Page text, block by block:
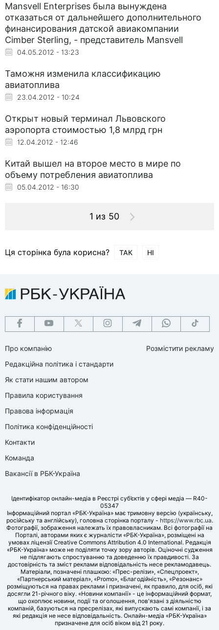
Mansvell Enterprises была вынуждена
отказаться от дальнейшего дополнительного
финансирования датской авиакомпании
Cimber Sterling, - представитель Mansvell
04.05.2012 - 13:23
Таможня изменила классификацию
авиатоплива
23.04.2012 - 10:24
Открыт новый терминал Львовского
аэропорта стоимостью 1,8 млрд грн
12.04.2012 - 12:46
Китай вышел на второе место в мире по
объему потребления авиатоплива
05.04.2012 - 16:30
1 из 50
Ця сторінка була корисна? ТАК НІ
Про компанію
Редакційна політика і стандарти
Як стати нашим автором
Правила користування
Правова інформація
Політика конфіденційності
Контакти
Команда
Вакансії в РБК-Україна
Розмістити рекламу
Ідентифікатор онлайн-медіа в Реєстрі суб’єктів у сфері медіа — R40-
05347
Інформаційний портал «РБК-Україна» має тримовну версію (українську,
російську та англійську), головна сторінка порталу - https://www.rbc.ua.
Фотографії, зображення належать їх правовласникам. Всі фотографії на
Порталі, авторами яких є журналісти «РБК-Україна», розміщені на
умовах ліцензії Creative Commons Attribution 4.0 International. Редакція
«РБК-Україна» може не поділяти точку зору авторів. Оціночні судження
не підлягають спростуванню та доведенню їх правдивості. За
достовірність та зміст реклами відповідальність несе рекламодавець.
Матеріали, позначені плашкою: «Прес-релізи», «Спецпроект»,
«Партнерський матеріал», «Promo», «Благодійність», «Резонанс»
розміщуються на правах реклами і призначені, як правило, для осіб, які
досягли 21-річного віку. «Новини компанії» - це інформаційний формат,
що охоплює новини, події та оголошення, пов'язані з діяльністю
компаній, базуються на пресрелізах, які випускають самі компанії, і за
які редакція не несе відповідальність. Онлайн-медіа «РБК-Україна»
призначене для осіб віком від 21 року.